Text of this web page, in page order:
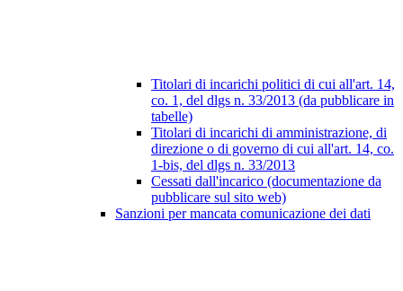
Titolari di incarichi politici di cui all'art. 14,
co. 1, del dlgs n. 33/2013 (da pubblicare in
tabelle)
Titolari di incarichi di amministrazione, di
direzione o di governo di cui all'art. 14, co.
1-bis, del dlgs n. 33/2013
Cessati dall'incarico (documentazione da
pubblicare sul sito web)
Sanzioni per mancata comunicazione dei dati